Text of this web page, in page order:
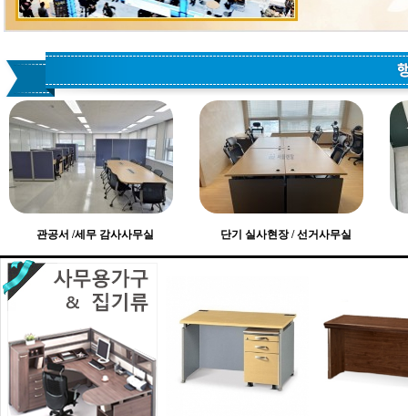
관공서 /세무 감사사무실 단기 실사현장 / 선거사무실